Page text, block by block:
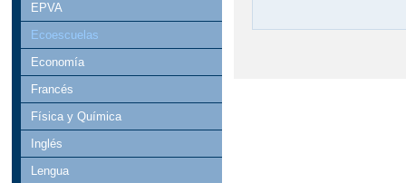
EPVA
Ecoescuelas
Economía
Francés
Física y Química
Inglés
Lengua